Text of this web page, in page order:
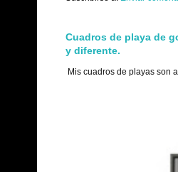
Cuadros de playa de
y diferente.
Mis cuadros de playas son